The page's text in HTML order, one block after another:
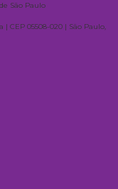
São Paulo
CEP 05508-020 | São Paulo,